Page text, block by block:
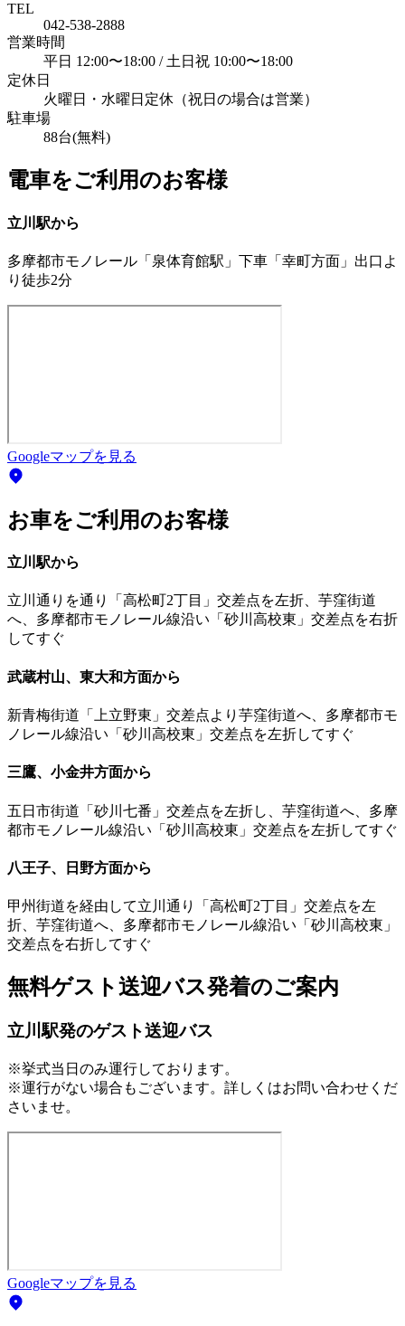
TEL
042-538-2888
営業時間
平日 12:00〜18:00 / 土日祝 10:00〜18:00
定休日
火曜日・水曜日定休（祝日の場合は営業）
駐車場
88台(無料)
電車をご利用のお客様
立川駅から
多摩都市モノレール「泉体育館駅」下車「幸町方面」出口よ
り徒歩2分
Googleマップを見る
お車をご利用のお客様
立川駅から
立川通りを通り「高松町2丁目」交差点を左折、芋窪街道
へ、多摩都市モノレール線沿い「砂川高校東」交差点を右折
してすぐ
武蔵村山、東大和方面から
新青梅街道「上立野東」交差点より芋窪街道へ、多摩都市モ
ノレール線沿い「砂川高校東」交差点を左折してすぐ
三鷹、小金井方面から
五日市街道「砂川七番」交差点を左折し、芋窪街道へ、多摩
都市モノレール線沿い「砂川高校東」交差点を左折してすぐ
八王子、日野方面から
甲州街道を経由して立川通り「高松町2丁目」交差点を左
折、芋窪街道へ、多摩都市モノレール線沿い「砂川高校東」
交差点を右折してすぐ
無料ゲスト送迎バス発着のご案内
立川駅発のゲスト送迎バス
※挙式当日のみ運行しております。
※運行がない場合もございます。詳しくはお問い合わせくだ
さいませ。
Googleマップを見る